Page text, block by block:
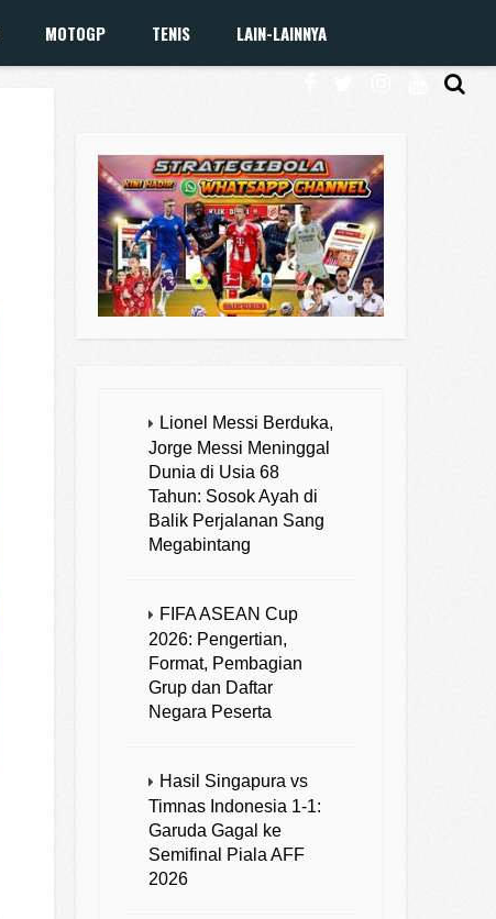
MOTOGP TENIS LAIN-LAINNYA
Lionel Messi Berduka,
Jorge Messi Meninggal
Dunia di Usia 68
Tahun: Sosok Ayah di
Balik Perjalanan Sang
Megabintang
FIFA ASEAN Cup
2026: Pengertian,
Format, Pembagian
Grup dan Daftar
Negara Peserta
Hasil Singapura vs
Timnas Indonesia 1-1:
Garuda Gagal ke
Semifinal Piala AFF
2026